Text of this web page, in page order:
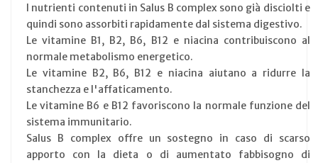
I nutrienti contenuti in Salus B complex sono già disciolti e
quindi sono assorbiti rapidamente dal sistema digestivo.
Le vitamine B1, B2, B6, B12 e niacina contribuiscono al
normale metabolismo energetico.
Le vitamine B2, B6, B12 e niacina aiutano a ridurre la
stanchezza e l'affaticamento.
Le vitamine B6 e B12 favoriscono la normale funzione del
sistema immunitario.
Salus B complex offre un sostegno in caso di scarso
apporto con la dieta o di aumentato fabbisogno di